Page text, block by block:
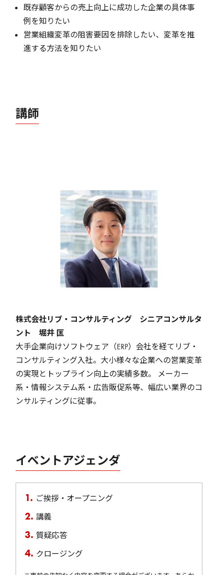
既存顧客からの売上向上に成功した企業の具体事
例を知りたい
営業組織変革の阻害要因を排除したい、変革を推
進する方法を知りたい
講師
株式会社リブ・コンサルティング シニアコンサルタ
ント 堀井 匡
大手企業向けソフトウェア（ERP）会社を経てリブ・
コンサルティング入社。大小様々な企業への営業変革
の実現とトップライン向上の実績多数。 メーカー
系・情報システム系・広告販促系等、幅広い業界のコ
ンサルティングに従事。
イベントアジェンダ
ご挨拶・オープニング
講義
質疑応答
クロージング